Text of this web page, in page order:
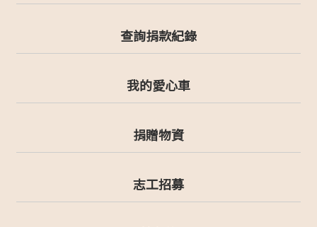
查詢捐款紀錄
我的愛心車
捐贈物資
志工招募